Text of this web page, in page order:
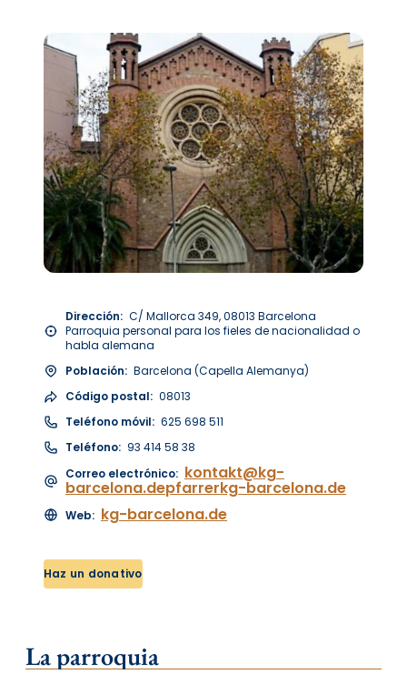
Dirección: C/ Mallorca 349, 08013 Barcelona
Parroquia personal para los fieles de nacionalidad o
habla alemana
Población: Barcelona (Capella Alemanya)
Código postal: 08013
Teléfono móvil: 625 698 511
Teléfono: 93 414 58 38
Correo electrónico: kontakt@kg-
barcelona.depfarrerkg-barcelona.de
Web: kg-barcelona.de
Haz un donativo
La parroquia